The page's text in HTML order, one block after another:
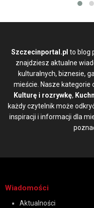
Szczecinportal.pl to blog
znajdziesz aktualne
kulturalnych, biznesie,
mieście. Nasze kategorie
Kulturę i rozrywkę,
każdy czytelnik może
inspiracji i informacji dla
Wiadomości
Aktualności